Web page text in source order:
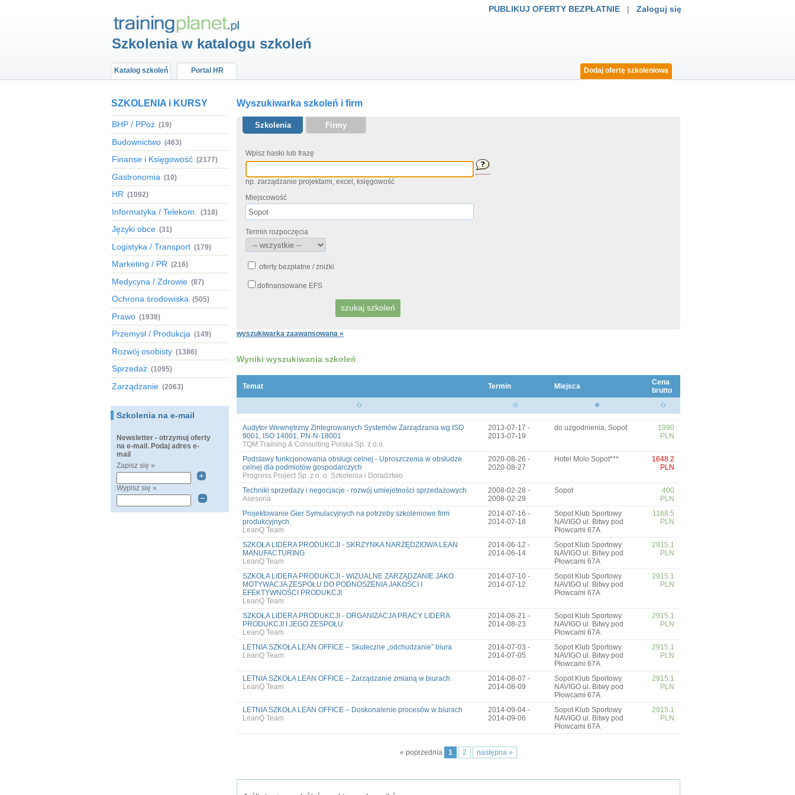
PUBLIKUJ OFERTY BEZPŁATNIE | Zaloguj się
Szkolenia w katalogu szkoleń
Katalog szkoleń Dodaj ofertę szkoleniową
Portal HR
SZKOLENIA i KURSY
BHP / PPoż (19)
Budownictwo (463)
Finanse i Księgowość (2177)
Gastronomia (10)
HR (1092)
Informatyka / Telekom. (318)
Języki obce (31)
Logistyka / Transport (179)
Marketing / PR (216)
Medycyna / Zdrowie (87)
Ochrona środowiska (505)
Prawo (1938)
Przemysł / Produkcja (149)
Rozwój osobisty (1386)
Sprzedaż (1095)
Zarządzanie (2063)
Szkolenia na e-mail
Newsletter - otrzymuj oferty
na e-mail. Podaj adres e-
mail
Zapisz się »
Wypisz się »
Wyszukiwarka szkoleń i firm
Szkolenia Firmy
Wpisz hasło lub frazę
np. zarządzanie projektami, excel, księgowość
Miejscowość
Termin rozpoczęcia
oferty bezpłatne / zniżki
dofinansowane EFS
wyszukiwarka zaawansowana »
Wyniki wyszukiwania szkoleń
Temat Termin Miejsca
Cena
brutto
Audytor Wewnętrzny Zintegrowanych Systemów Zarządzania wg ISO
9001, ISO 14001, PN-N-18001
TQM Training & Consulting Polska Sp. z o.o.
2013-07-17 -
2013-07-19
do uzgodnienia, Sopot
1990
PLN
Podstawy funkcjonowania obsługi celnej - Uproszczenia w obsłudze
celnej dla podmiotów gospodarczych
Progress Project Sp. z o. o. Szkolenia i Doradztwo
2020-08-26 -
2020-08-27
Hotel Molo Sopot***
1648.2
PLN
Techniki sprzedaży i negocjacje - rozwój umiejetności sprzedażowych
Asesoria
2008-02-28 -
2008-02-29
Sopot
400
PLN
Projektowanie Gier Symulacyjnych na potrzeby szkoleniowe firm
produkcyjnych.
LeanQ Team
2014-07-16 -
2014-07-18
Sopot Klub Sportowy
NAVIGO ul. Bitwy pod
Płowcami 67A
1168.5
PLN
SZKOŁA LIDERA PRODUKCJI - SKRZYNKA NARZĘDZIOWA LEAN
MANUFACTURING
LeanQ Team
2014-06-12 -
2014-06-14
Sopot Klub Sportowy
NAVIGO ul. Bitwy pod
Płowcami 67A
2915.1
PLN
SZKOŁA LIDERA PRODUKCJI - WIZUALNE ZARZĄDZANIE JAKO
MOTYWACJA ZESPOŁU DO PODNOSZENIA JAKOŚCI I
EFEKTYWNOŚCI PRODUKCJI
LeanQ Team
2014-07-10 -
2014-07-12
Sopot Klub Sportowy
NAVIGO ul. Bitwy pod
Płowcami 67A
2915.1
PLN
SZKOŁA LIDERA PRODUKCJI - ORGANIZACJA PRACY LIDERA
PRODUKCJI I JEGO ZESPOŁU
LeanQ Team
2014-08-21 -
2014-08-23
Sopot Klub Sportowy
NAVIGO ul. Bitwy pod
Płowcami 67A
2915.1
PLN
LETNIA SZKOŁA LEAN OFFICE – Skuteczne „odchudzanie” biura
LeanQ Team
2014-07-03 -
2014-07-05
Sopot Klub Sportowy
NAVIGO ul. Bitwy pod
Płowcami 67A
2915.1
PLN
LETNIA SZKOŁA LEAN OFFICE – Zarządzanie zmianą w biurach
LeanQ Team
2014-08-07 -
2014-08-09
Sopot Klub Sportowy
NAVIGO ul. Bitwy pod
Płowcami 67A
2915.1
PLN
LETNIA SZKOŁA LEAN OFFICE – Doskonalenie procesów w biurach
LeanQ Team
2014-09-04 -
2014-09-06
Sopot Klub Sportowy
NAVIGO ul. Bitwy pod
Płowcami 67A
2915.1
PLN
« poprzednia 1 2 następna »